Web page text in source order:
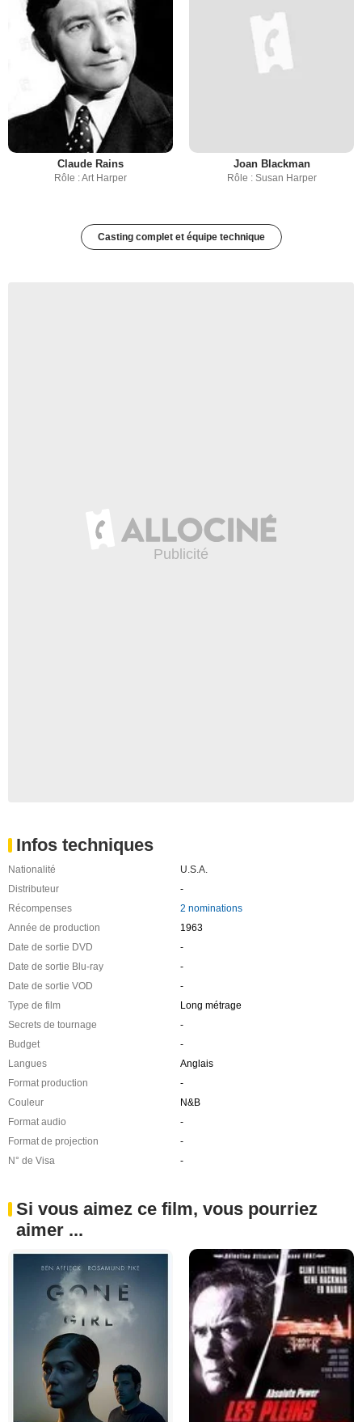
Claude Rains
Rôle : Art Harper
Joan Blackman
Rôle : Susan Harper
Casting complet et équipe technique
Infos techniques
Nationalité
U.S.A.
Distributeur
-
Récompenses
2 nominations
Année de production
1963
Date de sortie DVD
-
Date de sortie Blu-ray
-
Date de sortie VOD
-
Type de film
Long métrage
Secrets de tournage
-
Budget
-
Langues
Anglais
Format production
-
Couleur
N&B
Format audio
-
Format de projection
-
N° de Visa
-
Si vous aimez ce film, vous pourriez
aimer ...